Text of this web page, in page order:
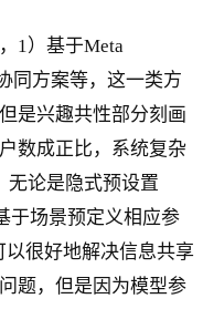
1）基于Meta
同方案等，这一类方
是兴趣共性部分刻画
数成正比，系统复杂
无论是隐式预设置
于场景预定义相应参
以很好地解决信息共享
题，但是因为模型参